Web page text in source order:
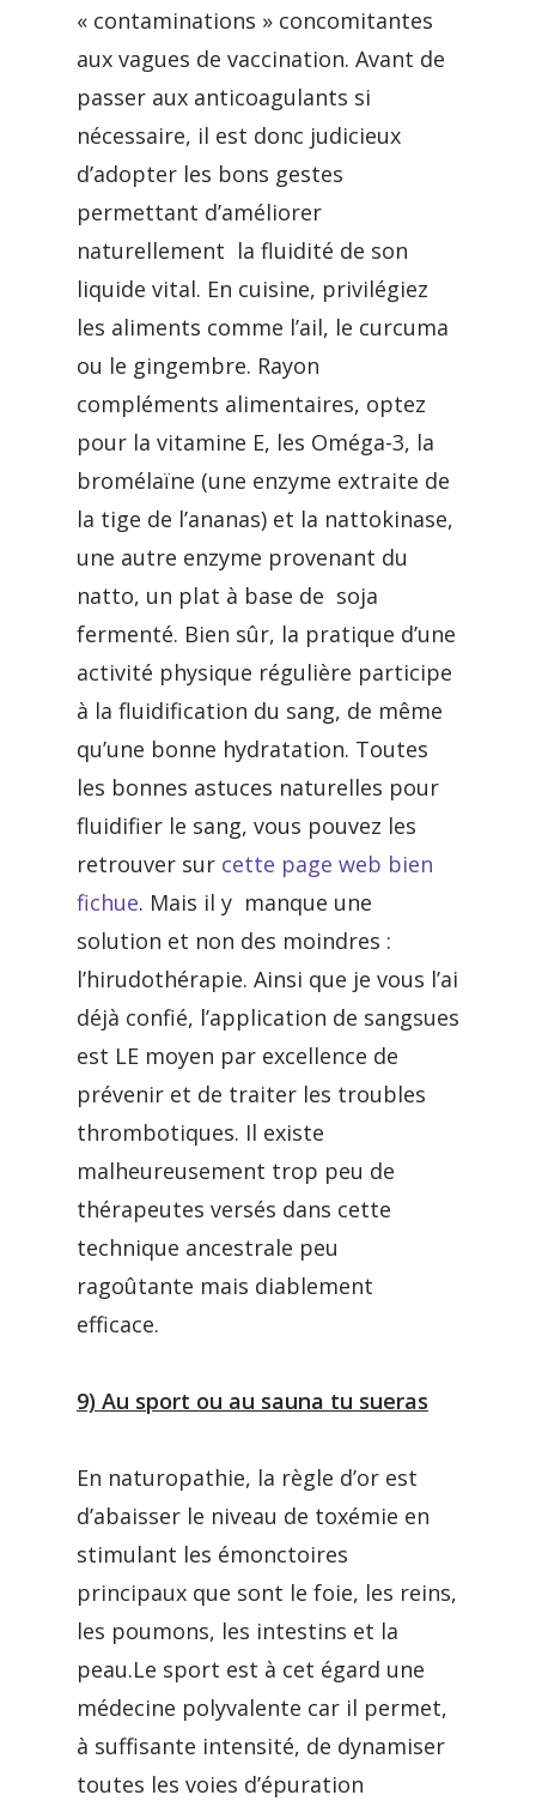
« contaminations » concomitantes
aux vagues de vaccination. Avant de
passer aux anticoagulants si
nécessaire, il est donc judicieux
d’adopter les bons gestes
permettant d’améliorer
naturellement la fluidité de son
liquide vital. En cuisine, privilégiez
les aliments comme l’ail, le curcuma
ou le gingembre. Rayon
compléments alimentaires, optez
pour la vitamine E, les Oméga-3, la
bromélaïne (une enzyme extraite de
la tige de l’ananas) et la nattokinase,
une autre enzyme provenant du
natto, un plat à base de soja
fermenté. Bien sûr, la pratique d’une
activité physique régulière participe
à la fluidification du sang, de même
qu’une bonne hydratation. Toutes
les bonnes astuces naturelles pour
fluidifier le sang, vous pouvez les
retrouver sur cette page web bien
fichue. Mais il y manque une
solution et non des moindres :
l’hirudothérapie. Ainsi que je vous l’ai
déjà confié, l’application de sangsues
est LE moyen par excellence de
prévenir et de traiter les troubles
thrombotiques. Il existe
malheureusement trop peu de
thérapeutes versés dans cette
technique ancestrale peu
ragoûtante mais diablement
efficace.
9) Au sport ou au sauna tu sueras
En naturopathie, la règle d’or est
d’abaisser le niveau de toxémie en
stimulant les émonctoires
principaux que sont le foie, les reins,
les poumons, les intestins et la
peau.Le sport est à cet égard une
médecine polyvalente car il permet,
à suffisante intensité, de dynamiser
toutes les voies d’épuration